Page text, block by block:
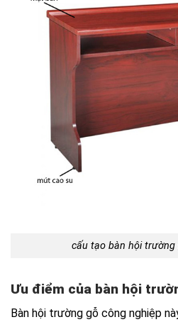
cấu tạo bàn hội trường
Ưu điểm của bàn hội
Bàn hội trường gỗ công nghiệp